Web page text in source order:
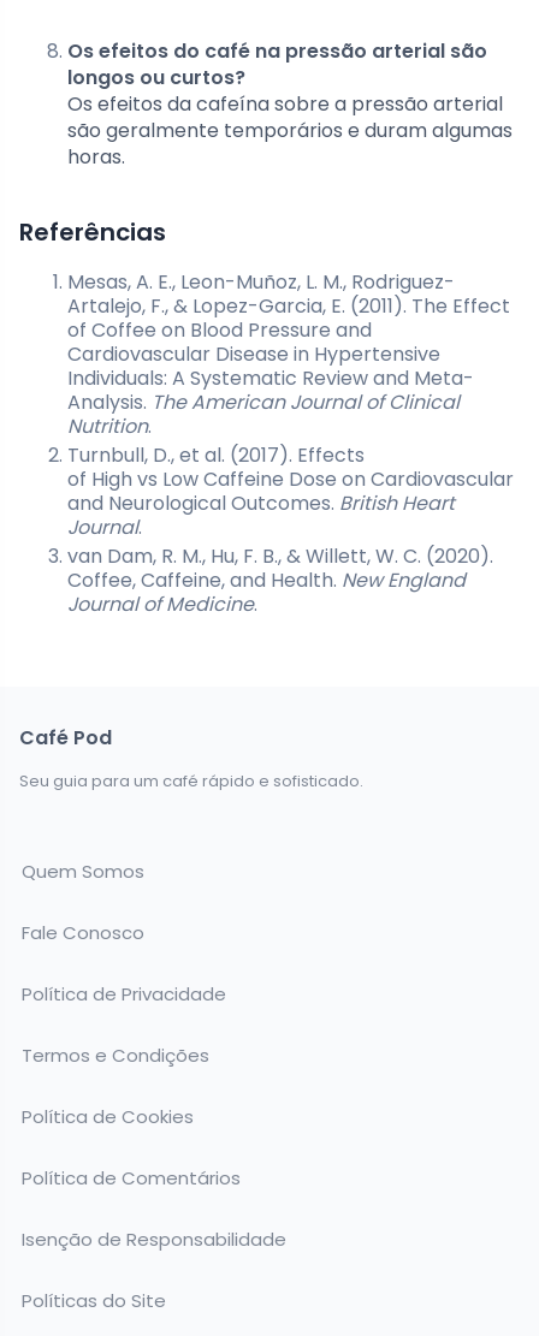
Os efeitos do café na pressão arterial são
longos ou curtos?
Os efeitos da cafeína sobre a pressão arterial
são geralmente temporários e duram algumas
horas.
Referências
Mesas, A. E., Leon-Muñoz, L. M., Rodriguez-
Artalejo, F., & Lopez-Garcia, E. (2011). The Effect
of Coffee on Blood Pressure and
Cardiovascular Disease in Hypertensive
Individuals: A Systematic Review and Meta-
Analysis. The American Journal of Clinical
Nutrition.
Turnbull, D., et al. (2017). Effects
of High vs Low Caffeine Dose on Cardiovascular
and Neurological Outcomes. British Heart
Journal.
van Dam, R. M., Hu, F. B., & Willett, W. C. (2020).
Coffee, Caffeine, and Health. New England
Journal of Medicine.
Café Pod
Seu guia para um café rápido e sofisticado.
Quem Somos
Fale Conosco
Política de Privacidade
Termos e Condições
Política de Cookies
Política de Comentários
Isenção de Responsabilidade
Políticas do Site